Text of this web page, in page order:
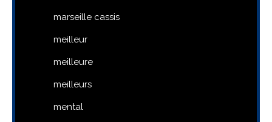
marseille cassis
meilleur
meilleure
meilleurs
mental